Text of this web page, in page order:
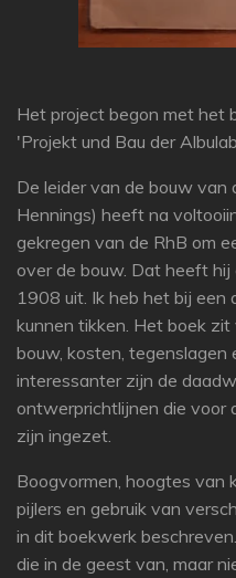
Het project begon met het
'Projekt und Bau der
De leider van de bouw van
Hennings) heeft na
gekregen van de RhB om
over de bouw. Dat heeft
1908 uit. Ik heb het bij een
kunnen tikken. Het boek
bouw, kosten, tegenslagen
interessanter zijn de
ontwerprichtlijnen die voor
zijn ingezet.
Boogvormen, hoogtes van
pijlers en gebruik van
in dit boekwerk
die in de geest van, maar